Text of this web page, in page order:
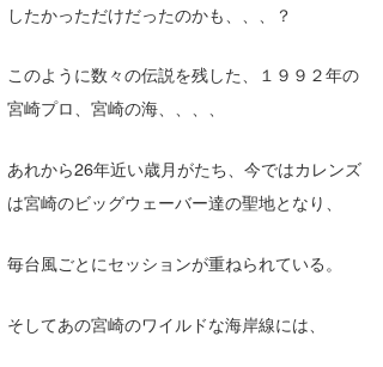
したかっただけだったのかも、、、？
このように数々の伝説を残した、１９９２年の
宮崎プロ、宮崎の海、、、、
あれから26年近い歳月がたち、今ではカレンズ
は宮崎のビッグウェーバー達の聖地となり、
毎台風ごとにセッションが重ねられている。
そしてあの宮崎のワイルドな海岸線には、